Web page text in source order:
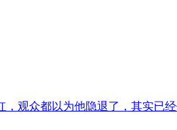
观众都以为他隐退了，其实已